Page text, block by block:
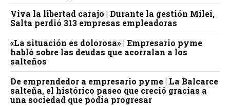
Viva la libertad carajo | Durante la gestión Milei,
Salta perdió 313 empresas empleadoras
«La situación es dolorosa» | Empresario pyme
habló sobre las deudas que acorralan a los
salteños
De emprendedor a empresario pyme | La Balcarce
salteña, el histórico paseo que creció gracias a
una sociedad que podía progresar